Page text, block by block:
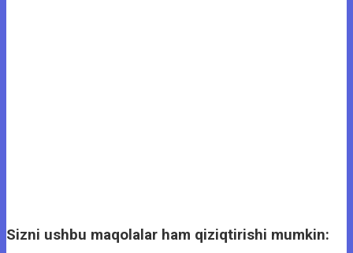
Sizni ushbu maqolalar ham qiziqtirishi mumkin: